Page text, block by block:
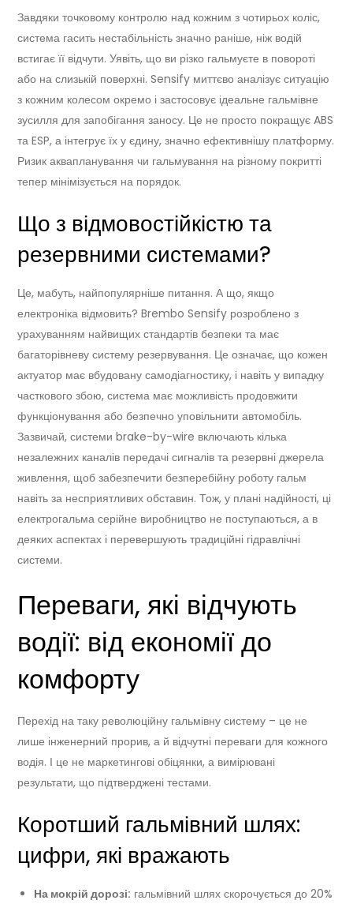
Завдяки точковому контролю над кожним з чотирьох коліс,
система гасить нестабільність значно раніше, ніж водій
встигає її відчути. Уявіть, що ви різко гальмуєте в повороті
або на слизькій поверхні. Sensify миттєво аналізує ситуацію
з кожним колесом окремо і застосовує ідеальне гальмівне
зусилля для запобігання заносу. Це не просто покращує ABS
та ESP, а інтегрує їх у єдину, значно ефективнішу платформу.
Ризик аквапланування чи гальмування на різному покритті
тепер мінімізується на порядок.
Що з відмовостійкістю та
резервними системами?
Це, мабуть, найпопулярніше питання. А що, якщо
електроніка відмовить? Brembo Sensify розроблено з
урахуванням найвищих стандартів безпеки та має
багаторівневу систему резервування. Це означає, що кожен
актуатор має вбудовану самодіагностику, і навіть у випадку
часткового збою, система має можливість продовжити
функціонування або безпечно уповільнити автомобіль.
Зазвичай, системи brake-by-wire включають кілька
незалежних каналів передачі сигналів та резервні джерела
живлення, щоб забезпечити безперебійну роботу гальм
навіть за несприятливих обставин. Тож, у плані надійності, ці
електрогальма серійне виробництво не поступаються, а в
деяких аспектах і перевершують традиційні гідравлічні
системи.
Переваги, які відчують
водії: від економії до
комфорту
Перехід на таку революційну гальмівну систему – це не
лише інженерний прорив, а й відчутні переваги для кожного
водія. І це не маркетингові обіцянки, а вимірювані
результати, що підтверджені тестами.
Коротший гальмівний шлях:
цифри, які вражають
На мокрій дорозі: гальмівний шлях скорочується до 20%